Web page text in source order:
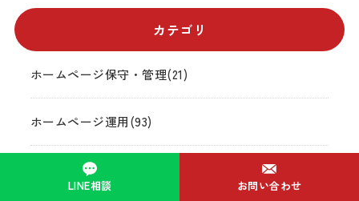
カテゴリ
ホームページ保守・管理(21)
ホームページ運用(93)
トラブル・不具合対応(20)
LINE相談 お問い合わせ